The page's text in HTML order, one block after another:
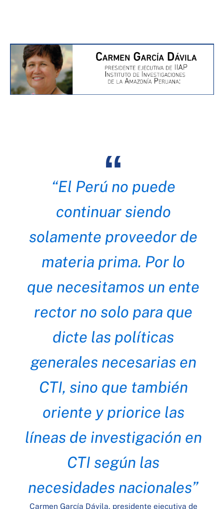
“El Perú no puede
continuar siendo
solamente proveedor de
materia prima. Por lo
que necesitamos un ente
rector no solo para que
dicte las políticas
generales necesarias en
CTI, sino que también
oriente y priorice las
líneas de investigación en
CTI según las
necesidades nacionales”
Carmen García Dávila, presidente ejecutiva de